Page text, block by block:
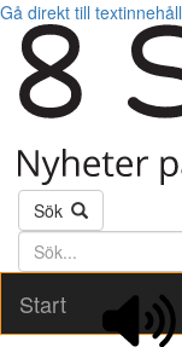
Gå direkt till textinnehåll
Sök
Söktext
Start